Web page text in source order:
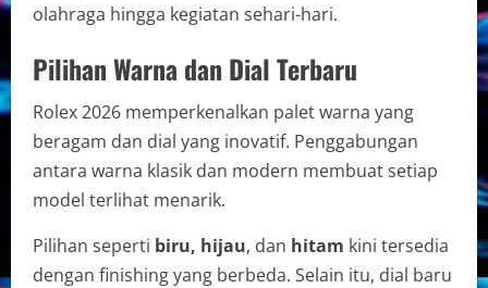
olahraga hingga kegiatan sehari-hari.
Pilihan Warna dan Dial Terbaru
Rolex 2026 memperkenalkan palet warna yang
beragam dan dial yang inovatif. Penggabungan
antara warna klasik dan modern membuat setiap
model terlihat menarik.
Pilihan seperti biru, hijau, dan hitam kini tersedia
dengan finishing yang berbeda. Selain itu, dial baru